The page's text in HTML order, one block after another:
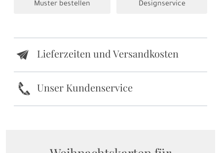
Muster bestellen Designservice
e Lieferzeiten und Versandkosten
k Unser Kundenservice